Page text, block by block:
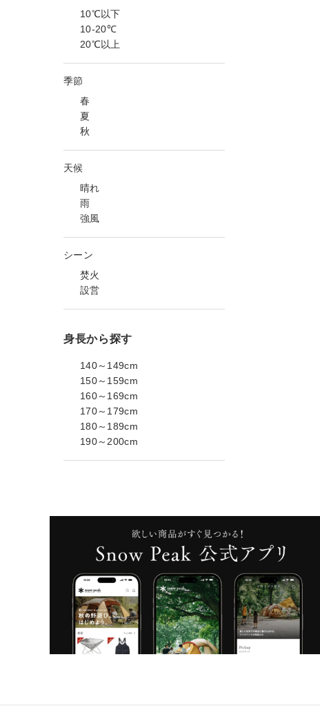
10℃以下
10-20℃
20℃以上
季節
春
夏
秋
天候
晴れ
雨
強風
シーン
焚火
設営
身長から探す
140～149cm
150～159cm
160～169cm
170～179cm
180～189cm
190～200cm